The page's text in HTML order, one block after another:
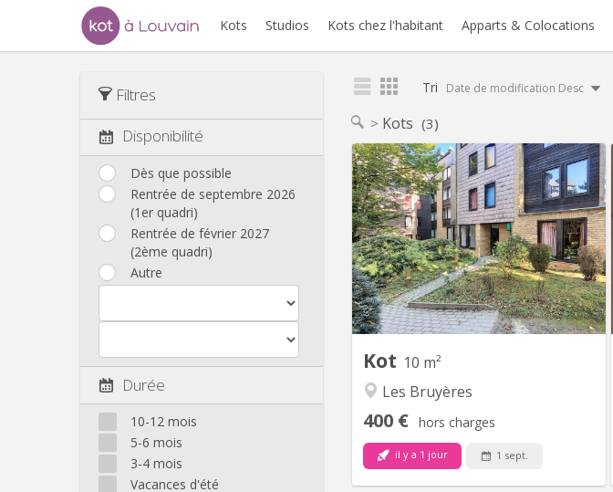
Kots Studios Kots chez l'habitant Apparts & Colocations
Filtres
Disponibilité
Dès que possible
Rentrée de septembre 2026
(1er quadri)
Rentrée de février 2027
(2ème quadri)
Autre
Durée
10-12 mois
5-6 mois
3-4 mois
Vacances d'été
Tri Date de modification Desc
Kots (3)
Kot 10 m²
Les Bruyères
400 € hors charges
il y a 1 jour 1 sept.
KV 1583
Chambre meublée avec lavabo
individuel située dans un appartement
de type communautaire compose de 8
chambres d'étudiants.